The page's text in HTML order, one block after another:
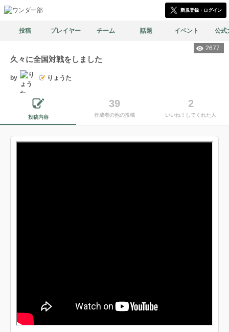
新規登録・ログイン
投稿 プレイヤー チーム 話題 イベント 公式
2677
久々に全国対戦をしました
by りょうた
投稿内容
39
作成者の他の投稿
2
いいね！してくれた人